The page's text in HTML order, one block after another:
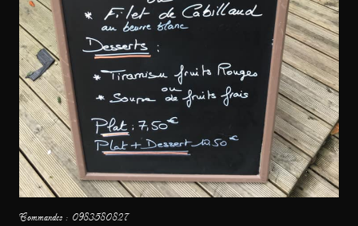
Commandes : 0983580827